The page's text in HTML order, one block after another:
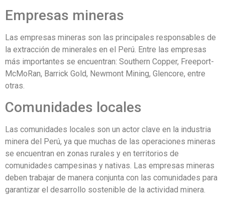
Empresas mineras
Las empresas mineras son las principales responsables de
la extracción de minerales en el Perú. Entre las empresas
más importantes se encuentran: Southern Copper, Freeport-
McMoRan, Barrick Gold, Newmont Mining, Glencore, entre
otras.
Comunidades locales
Las comunidades locales son un actor clave en la industria
minera del Perú, ya que muchas de las operaciones mineras
se encuentran en zonas rurales y en territorios de
comunidades campesinas y nativas. Las empresas mineras
deben trabajar de manera conjunta con las comunidades para
garantizar el desarrollo sostenible de la actividad minera.